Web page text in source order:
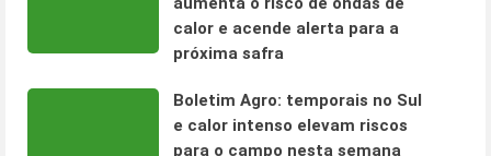
calor e acende alerta para a
próxima safra
Boletim Agro: temporais no Sul
e calor intenso elevam riscos
para o campo nesta semana